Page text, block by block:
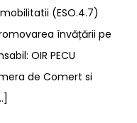
(ESO.4.7)
învățării pe
OIR PECU
de Comert si